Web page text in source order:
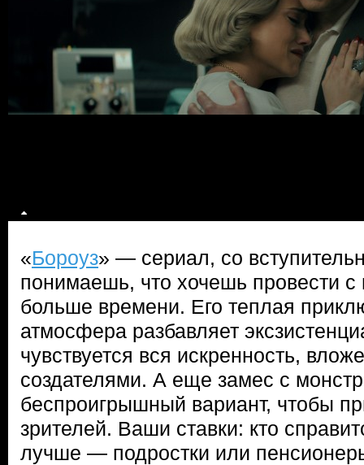
«Бороуз» — сериал, со
понимаешь, что хочешь провести
больше времени. Его теплая
атмосфера разбавляет
чувствуется вся искренность,
создателями. А еще замес с
беспроигрышный вариант, чтобы
зрителей. Ваши ставки: кто
лучше — подростки или